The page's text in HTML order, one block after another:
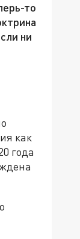
то
ни
как
года